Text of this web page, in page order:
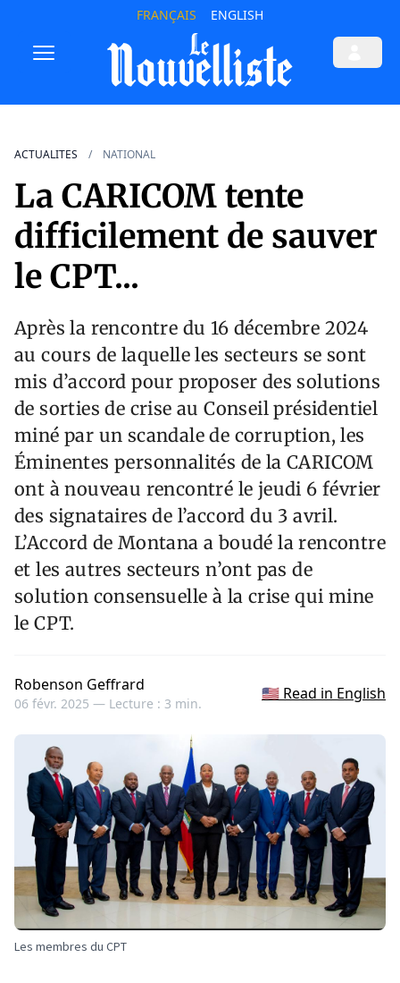
FRANÇAIS ENGLISH
ACTUALITES NATIONAL
La CARICOM tente
difficilement de sauver
le CPT...
Après la rencontre du 16 décembre 2024
au cours de laquelle les secteurs se sont
mis d’accord pour proposer des solutions
de sorties de crise au Conseil présidentiel
miné par un scandale de corruption, les
Éminentes personnalités de la CARICOM
ont à nouveau rencontré le jeudi 6 février
des signataires de l’accord du 3 avril.
L’Accord de Montana a boudé la rencontre
et les autres secteurs n’ont pas de
solution consensuelle à la crise qui mine
le CPT.
Robenson Geffrard
06 févr. 2025 — Lecture : 3 min.
🇺🇸 Read in English
Les membres du CPT